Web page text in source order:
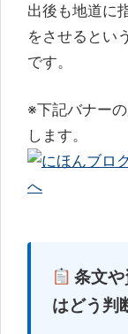
出後も地道に
をさせるとい
です。
※下記バナー
します。
条文
はどう判